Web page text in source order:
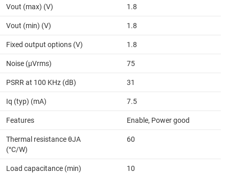
Vout (max) (V) 1.8
Vout (min) (V) 1.8
Fixed output options (V) 1.8
Noise (µVrms) 75
PSRR at 100 KHz (dB) 31
Iq (typ) (mA) 7.5
Features Enable, Power good
Thermal resistance θJA
(°C/W)
60
Load capacitance (min)
10